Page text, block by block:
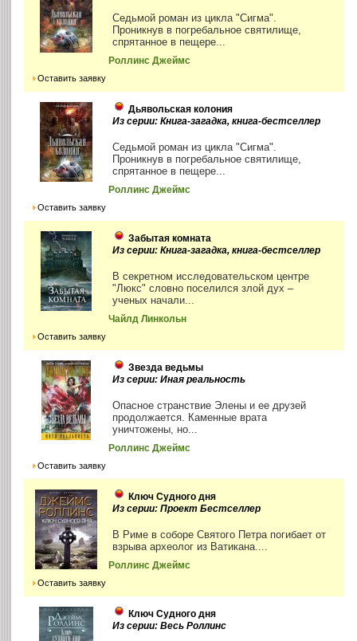
Седьмой роман из цикла "Сигма".
Проникнув в погребальное святилище,
спрятанное в пещере...
Роллинс Джеймс
Оставить заявку
Дьявольская колония
Из серии: Книга-загадка, книга-бестселлер
Седьмой роман из цикла "Сигма".
Проникнув в погребальное святилище,
спрятанное в пещере...
Роллинс Джеймс
Оставить заявку
Забытая комната
Из серии: Книга-загадка, книга-бестселлер
В секретном исследовательском центре
"Люкс" словно поселился злой дух –
ученых начали...
Чайлд Линкольн
Оставить заявку
Звезда ведьмы
Из серии: Иная реальность
Опасное странствие Элены и ее друзей
продолжается. Каменные врата
уничтожены, но...
Роллинс Джеймс
Оставить заявку
Ключ Судного дня
Из серии: Проект Бестселлер
В Риме в соборе Святого Петра погибает от
взрыва археолог из Ватикана....
Роллинс Джеймс
Оставить заявку
Ключ Судного дня
Из серии: Весь Роллинс